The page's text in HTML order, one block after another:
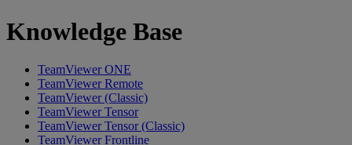
Knowledge Base
TeamViewer ONE
TeamViewer Remote
TeamViewer (Classic)
TeamViewer Tensor
TeamViewer Tensor (Classic)
TeamViewer Frontline